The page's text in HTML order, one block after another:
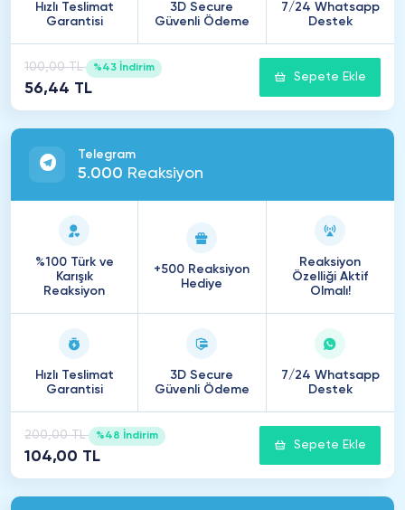
Hızlı Teslimat
Garantisi
3D Secure
Güvenli Ödeme
7/24 Whatsapp
Destek
100,00 TL %43 İndirim
56,44 TL
Sepete Ekle
Telegram
5.000 Reaksiyon
%100 Türk ve
Karışık
Reaksiyon
+500 Reaksiyon
Hediye
Reaksiyon
Özelliği Aktif
Olmalı!
Hızlı Teslimat
Garantisi
3D Secure
Güvenli Ödeme
7/24 Whatsapp
Destek
200,00 TL %48 İndirim
104,00 TL
Sepete Ekle